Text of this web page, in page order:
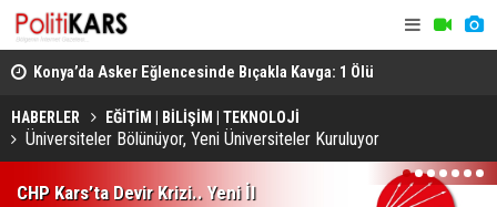
Konya’da Asker Eğlencesinde Bıçakla Kavga: 1 Ölü
HABERLER EĞİTİM | BİLİŞİM | TEKNOLOJİ
Üniversiteler Bölünüyor, Yeni Üniversiteler Kuruluyor
CHP Kars’ta Devir Krizi.. Yeni İl
1 2 3 4 5 6 7